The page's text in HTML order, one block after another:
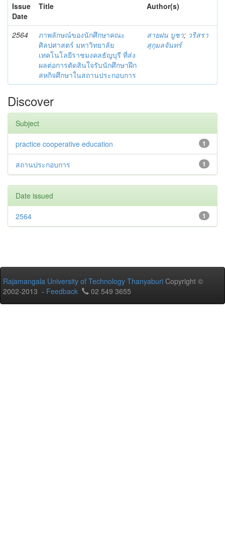
Issue
Date
Title Author(s)
2564
ภาพลักษณ์ของนักศึกษาคณะ
ศิลปศาสตร์ มหาวิทยาลัย
เทคโนโลยีราชมงคลธัญบุรี ที่ส่ง
ผลต่อการตัดสินใจรับนักศึกษาฝึก
สหกิจศึกษาในสถานประกอบการ
สายฝน บูชา; วริสรา
สุกุมลจันทร์
Discover
Subject
1
practice cooperative education
1
สถานประกอบการ
Date issued
1
2564
Rajamangala University of Technology Thanyaburi Copyright ©
2002-2013 - Feedback 02 549 3655